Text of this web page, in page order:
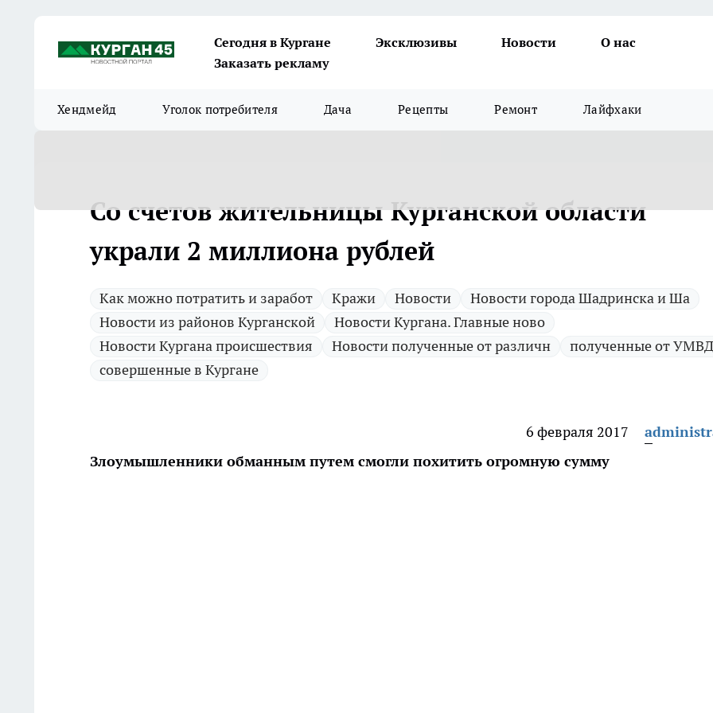
Сегодня в Кургане Эксклюзивы Новости
О нас
Заказать рекламу
Хендмейд Уголок потребителя Дача Рецепты Ремонт Лайфхаки
Со счетов жительницы Курганской области
украли 2 миллиона рублей
Как можно потратить и заработ Кражи Новости
Новости города Шадринска и Ша
Новости из районов Курганской
Новости Кургана. Главные ново
Новости Кургана происшествия
Новости полученные от различн
полученные от
совершенные в Кургане
6 февраля 2017
Злоумышленники обманным путем смогли похитить огромную сумму